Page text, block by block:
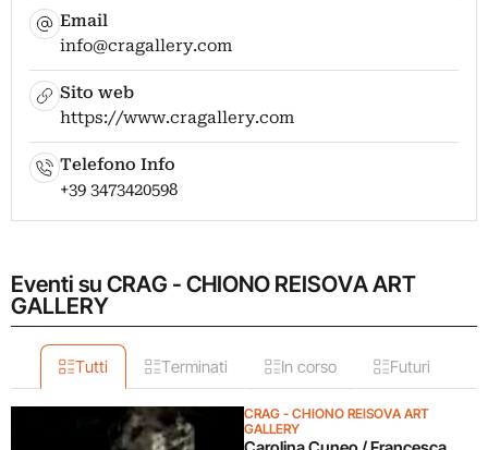
Email
info@cragallery.com
Sito web
https://www.cragallery.com
Telefono Info
+39 3473420598
Eventi su CRAG - CHIONO REISOVA ART
GALLERY
Tutti Terminati In corso Futuri
CRAG - CHIONO REISOVA ART
GALLERY